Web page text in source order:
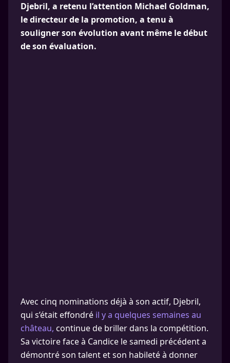
Djebril, a retenu l’attention Michael Goldman,
le directeur de la promotion, a tenu à
souligner son évolution avant même le début
de son évaluation.
Avec cinq nominations déjà à son actif, Djebril,
qui s’était effondré il y a quelques semaines au
château, continue de briller dans la compétition.
Sa victoire face à Candice le samedi précédent a
démontré son talent et son habileté à donner